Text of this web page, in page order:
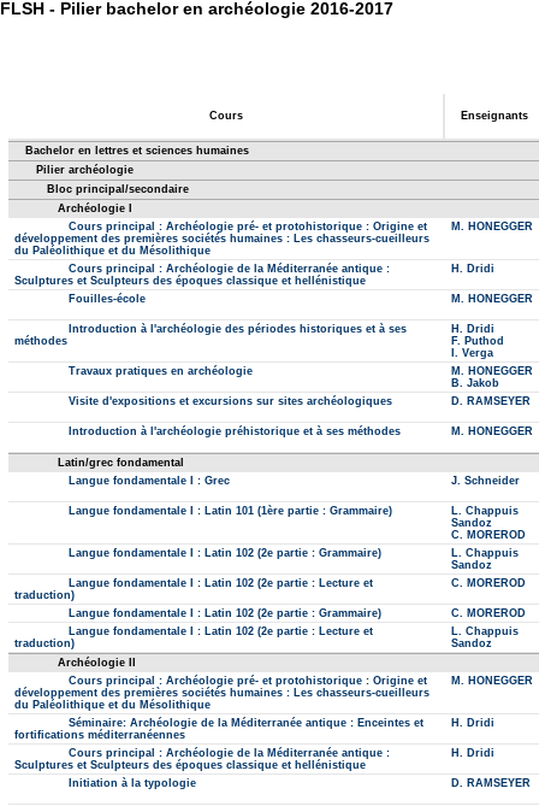
FLSH - Pilier bachelor en archéologie 2016-2017
Cours Enseignants
Bachelor en lettres et sciences humaines
Pilier archéologie
Bloc principal/secondaire
Archéologie I
Cours principal : Archéologie pré- et protohistorique : Origine et
développement des premières sociétés humaines : Les chasseurs-cueilleurs
du Paléolithique et du Mésolithique
M. HONEGGER
Cours principal : Archéologie de la Méditerranée antique :
Sculptures et Sculpteurs des époques classique et hellénistique
H. Dridi
Fouilles-école M. HONEGGER
Introduction à l'archéologie des périodes historiques et à ses
méthodes
H. Dridi
F. Puthod
I. Verga
Travaux pratiques en archéologie
M. HONEGGER
B. Jakob
Visite d'expositions et excursions sur sites archéologiques
D. RAMSEYER
Introduction à l'archéologie préhistorique et à ses méthodes M. HONEGGER
Latin/grec fondamental
Langue fondamentale I : Grec
J. Schneider
Langue fondamentale I : Latin 101 (1ère partie : Grammaire)
L. Chappuis
Sandoz
C. MOREROD
Langue fondamentale I : Latin 102 (2e partie : Grammaire)
L. Chappuis
Sandoz
Langue fondamentale I : Latin 102 (2e partie : Lecture et
traduction)
C. MOREROD
Langue fondamentale I : Latin 102 (2e partie : Grammaire)
C. MOREROD
Langue fondamentale I : Latin 102 (2e partie : Lecture et
traduction)
L. Chappuis
Sandoz
Archéologie II
Cours principal : Archéologie pré- et protohistorique : Origine et
développement des premières sociétés humaines : Les chasseurs-cueilleurs
du Paléolithique et du Mésolithique
M. HONEGGER
Séminaire: Archéologie de la Méditerranée antique : Enceintes et
fortifications méditerranéennes
H. Dridi
Cours principal : Archéologie de la Méditerranée antique :
Sculptures et Sculpteurs des époques classique et hellénistique
H. Dridi
Initiation à la typologie D. RAMSEYER